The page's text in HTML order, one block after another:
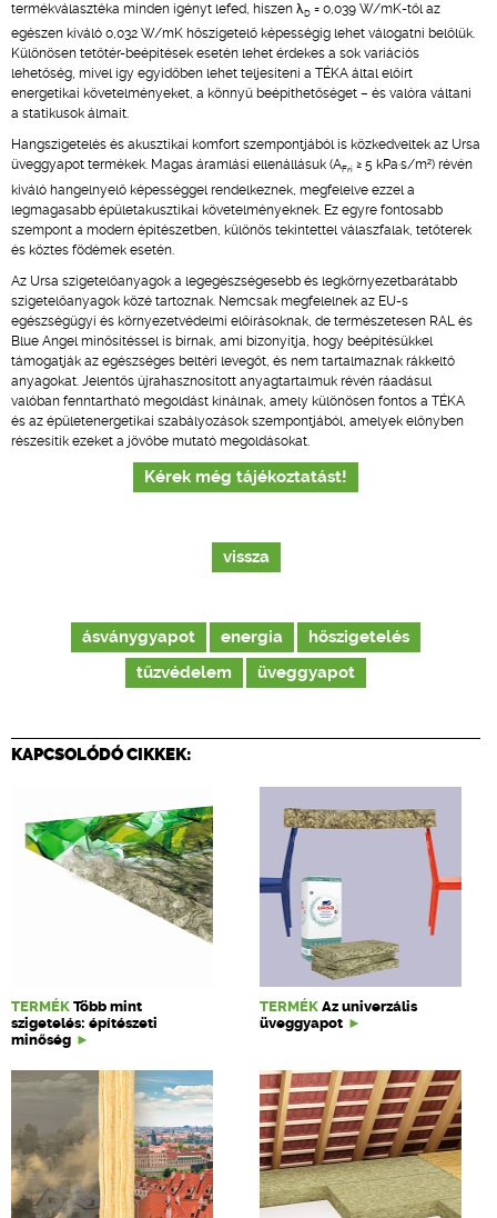
termékválasztéka minden igényt lefed, hiszen λD = 0,039 W/mK-től az
egészen kiváló 0,032 W/mK hőszigetelő képességig lehet válogatni belőlük.
Különösen tetőtér-beépítések esetén lehet érdekes a sok variációs
lehetőség, mivel így egyidőben lehet teljesíteni a TÉKA által előírt
energetikai követelményeket, a könnyű beépíthetőséget – és valóra váltani
a statikusok álmait.
Hangszigetelés és akusztikai komfort szempontjából is közkedveltek az Ursa
üveggyapot termékek. Magas áramlási ellenállásuk (AFri ≥ 5 kPa·s/m²) révén
kiváló hangelnyelő képességgel rendelkeznek, megfelelve ezzel a
legmagasabb épületakusztikai követelményeknek. Ez egyre fontosabb
szempont a modern építészetben, különös tekintettel válaszfalak, tetőterek
és köztes födémek esetén.
Az Ursa szigetelőanyagok a legegészségesebb és legkörnyezetbarátabb
szigetelőanyagok közé tartoznak. Nemcsak megfelelnek az EU-s
egészségügyi és környezetvédelmi előírásoknak, de természetesen RAL és
Blue Angel minősítéssel is bírnak, ami bizonyítja, hogy beépítésükkel
támogatják az egészséges beltéri levegőt, és nem tartalmaznak rákkeltő
anyagokat. Jelentős újrahasznosított anyagtartalmuk révén ráadásul
valóban fenntartható megoldást kínálnak, amely különösen fontos a TÉKA
és az épületenergetikai szabályozások szempontjából, amelyek előnyben
részesítik ezeket a jövőbe mutató megoldásokat.
Kérek még tájékoztatást!
vissza
ásványgyapot energia
hőszigetelés
tűzvédelem
üveggyapot
KAPCSOLÓDÓ CIKKEK:
TERMÉK Több mint
szigetelés: építészeti
minőség
TERMÉK Az univerzális
üveggyapot